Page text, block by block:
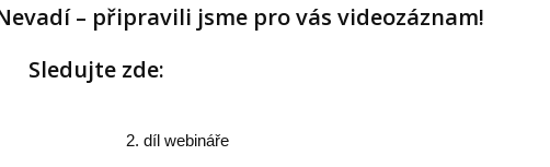
– připravili jsme pro vás videozáznam!
Sledujte zde:
2. díl webináře